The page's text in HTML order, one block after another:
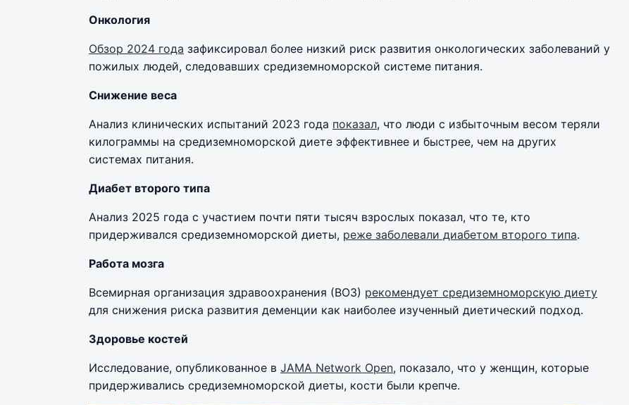
Онкология
Обзор 2024 года зафиксировал более низкий риск развития онкологических заболеваний у
пожилых людей, следовавших средиземноморской системе питания.
Снижение веса
Анализ клинических испытаний 2023 года показал, что люди с избыточным весом теряли
килограммы на средиземноморской диете эффективнее и быстрее, чем на других
системах питания.
Диабет второго типа
Анализ 2025 года с участием почти пяти тысяч взрослых показал, что те, кто
придерживался средиземноморской диеты, реже заболевали диабетом второго типа.
Работа мозга
Всемирная организация здравоохранения (ВОЗ) рекомендует средиземноморскую диету
для снижения риска развития деменции как наиболее изученный диетический подход.
Здоровье костей
Исследование, опубликованное в JAMA Network Open, показало, что у женщин, которые
придерживались средиземноморской диеты, кости были крепче.